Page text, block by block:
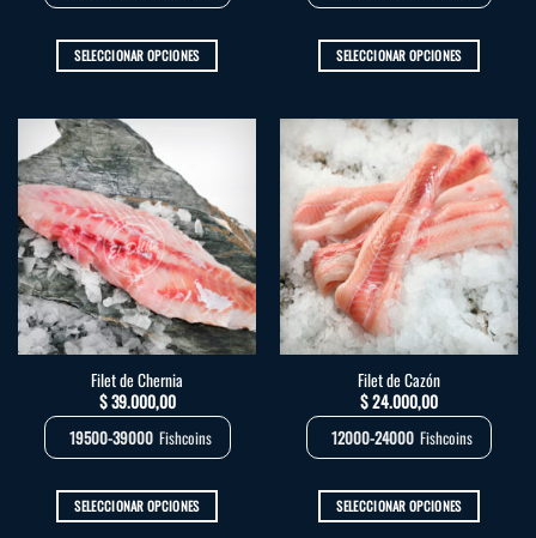
SELECCIONAR OPCIONES
tiene
múltiples
variantes.
Las
opciones
se
pueden
elegir
en
la
página
de
producto
SELECCIONAR OPCIONES
tiene
múltiples
variantes.
Las
opciones
se
pueden
elegir
en
la
página
de
producto
Filet de Chernia
$39.000,00
19500-39000 Fishcoins
SELECCIONAR OPCIONES
Filet de Cazón
$24.000,00
12000-24000 Fishcoins
SELECCIONAR OPCIONES